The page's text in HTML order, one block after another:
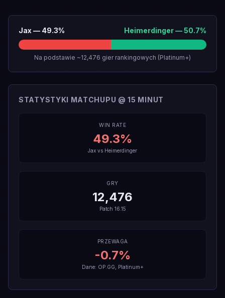
Jax — 49.3% Heimerdinger—50.7%
Na podstawie ~12,476 gier rankingowych (Platinum+)
STATYSTYKI MATCHUPU @ 15 MINUT
WIN RATE
49.3%
Jax vs Heimerdinger
GRY
12,476
Patch 16.15
PRZEWAGA
-0.7%
Dane: OP.GG, Platinum+